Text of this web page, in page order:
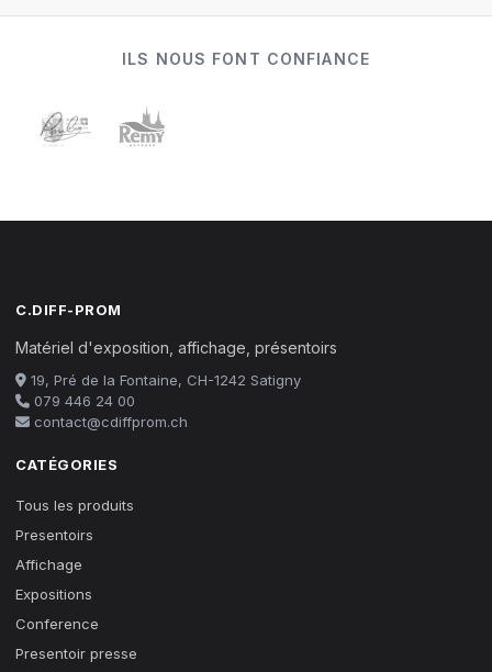
ILS NOUS FONT CONFIANCE
C.DIFF-PROM
Matériel d'exposition, affichage, présentoirs
19, Pré de la Fontaine, CH-1242 Satigny
079 446 24 00
contact@cdiffprom.ch
CATÉGORIES
Tous les produits
Presentoirs
Affichage
Expositions
Conference
Presentoir presse